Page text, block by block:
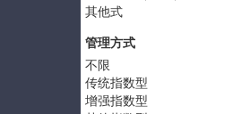
其他式
管理方式
不限
传统指数型
增强指数型